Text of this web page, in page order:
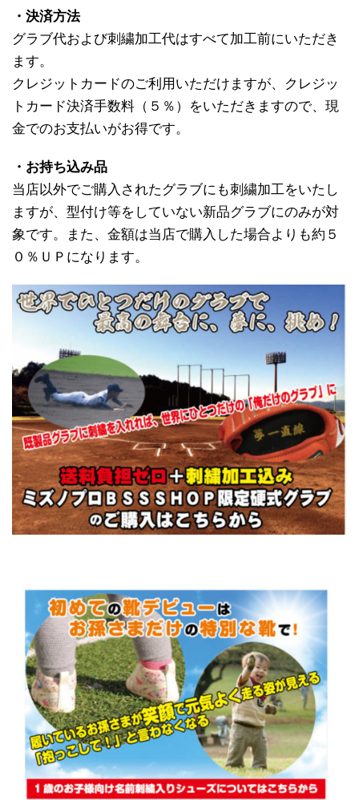
・決済方法
グラブ代および刺繍加工代はすべて加工前にいただき
ます。
クレジットカードのご利用いただけますが、クレジッ
トカード決済手数料（５％）をいただきますので、現
金でのお支払いがお得です。
・お持ち込み品
当店以外でご購入されたグラブにも刺繍加工をいたし
ますが、型付け等をしていない新品グラブにのみが対
象です。また、金額は当店で購入した場合よりも約５
０％ＵＰになります。